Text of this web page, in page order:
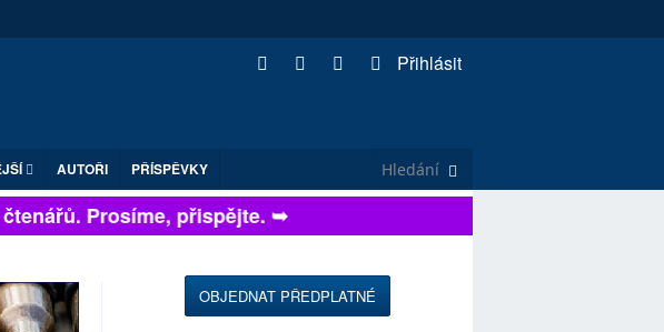
Přihlásit
AUTOŘI PŘÍSPĚVKY
Prosíme, přispějte. ➥
OBJEDNAT PŘEDPLATNÉ